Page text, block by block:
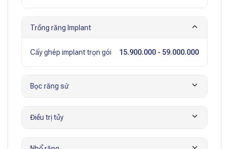
Trồng răng Implant
Cấy ghép implant trọn gói 15.900.000 - 59.000.000
Bọc răng sứ
Điều trị tủy